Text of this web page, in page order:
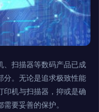
、扫描器等数码产品已成
分。无论是追求极致性能
印机与扫描器，抑或是确
要妥善的保护。